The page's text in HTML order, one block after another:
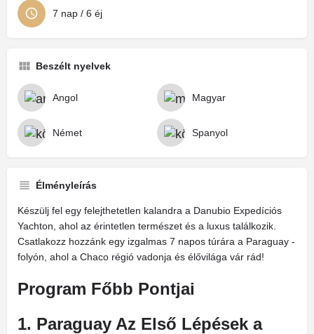
7 nap / 6 éj
Beszélt nyelvek
Angol Magyar
Német Spanyol
Élményleírás
Készülj fel egy felejthetetlen kalandra a Danubio Expedíciós
Yachton, ahol az érintetlen természet és a luxus találkozik.
Csatlakozz hozzánk egy izgalmas 7 napos túrára a Paraguay -
folyón, ahol a Chaco régió vadonja és élővilága vár rád!
Program Főbb Pontjai
1. Paraguay Az Első Lépések a